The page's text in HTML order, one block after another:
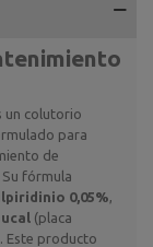
un colutorio
para
de
fórmula
0,05%,
(placa
Este producto